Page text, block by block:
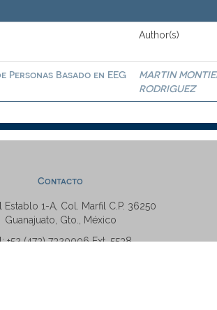
Author(s)
Personas Basado en EEG
MARTIN
RODRIGUEZ
Contacto
Establo 1-A, Col. Marfil C.P. 36250
Guanajuato, Gto., México
+52 (473) 7320006 Ext. 5538